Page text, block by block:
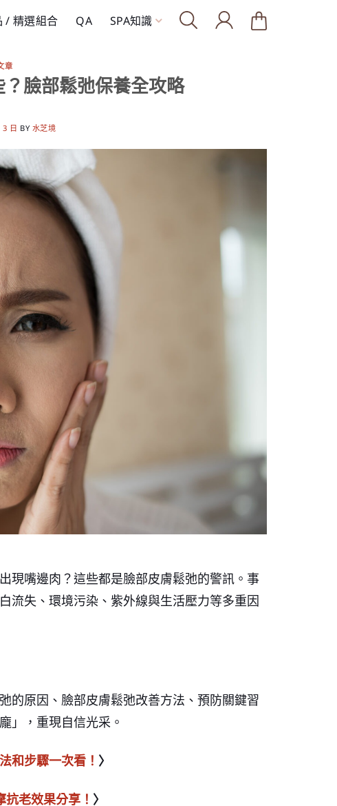
/ 精選組合 QA SPA知識
章
臉部鬆弛保養全攻略
3 日 BY 水芝境
現嘴邊肉？這些都是臉部皮膚鬆弛的警訊。事
流失、環境污染、紫外線與生活壓力等多重因
的原因、臉部皮膚鬆弛改善方法、預防關鍵習
」，重現自信光采。
和步驟一次看！ 〉
老效果分享！ 〉